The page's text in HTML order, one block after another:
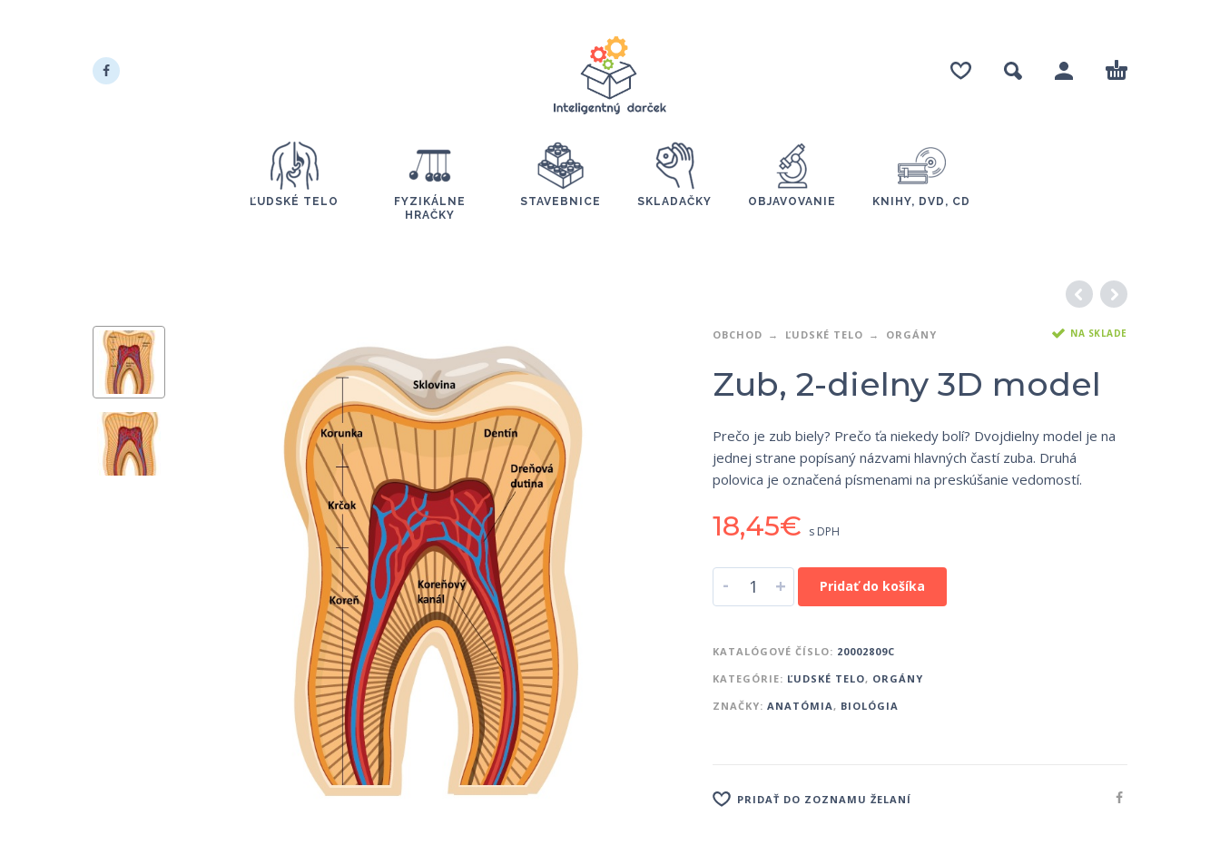
ĽUDSKÉ TELO
FYZIKÁLNE
HRAČKY
STAVEBNICE SKLADAČKY OBJAVOVANIE KNIHY, DVD, CD
OBCHOD ĽUDSKÉ TELO ORGÁNY NA SKLADE
Zub, 2-dielny 3D model
Prečo je zub biely? Prečo ťa niekedy bolí? Dvojdielny model je na
jednej strane popísaný názvami hlavných častí zuba. Druhá
polovica je označená písmenami na preskúšanie vedomostí.
18,45€ s DPH
- + Pridať do košíka
KATALÓGOVÉ ČÍSLO: 20002809C
KATEGÓRIE: ĽUDSKÉ TELO, ORGÁNY
ZNAČKY: ANATÓMIA, BIOLÓGIA
PRIDAŤ DO ZOZNAMU ŽELANÍ